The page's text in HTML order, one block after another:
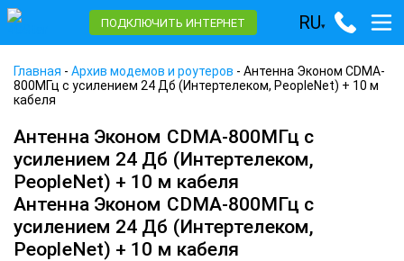
ПОДКЛЮЧИТЬ ИНТЕРНЕТ RU▾
Главная - Архив модемов и роутеров - Антенна Эконом CDMA-
800МГц с усилением 24 Дб (Интертелеком, PeopleNet) + 10 м
кабеля
Антенна Эконом CDMA-800МГц с
усилением 24 Дб (Интертелеком,
PeopleNet) + 10 м кабеля
Антенна Эконом CDMA-800МГц с
усилением 24 Дб (Интертелеком,
PeopleNet) + 10 м кабеля